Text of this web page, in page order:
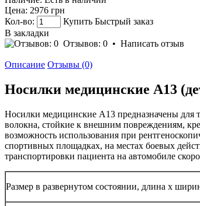
Цена: 2976 грн
Кол-во:
Купить Быстрый заказ
В закладки
Отзывов: 0 • Написать отзыв
Описание Отзывы (0)
Носилки медицинские A13
Носилки медицинские A13 предназначены для
волокна, стойкие к внешним повреждениям,
возможность использования при
спортивных площадках, на местах боевых
транспортировки пациента на автомобиле
Размер в развернутом состоянии, длина х